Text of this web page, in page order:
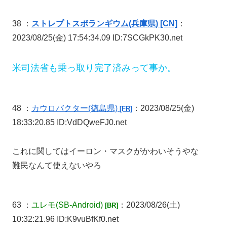
38 ： ストレプトスポランギウム(兵庫県) [CN] ：
2023/08/25(金) 17:54:34.09 ID:7SCGkPK30.net
米司法省も乗っ取り完了済みって事か。
48 ： カウロバクター(徳島県) [FR] ：2023/08/25(金)
18:33:20.85 ID:VdDQweFJ0.net
これに関してはイーロン・マスクがかわいそうやな
難民なんて使えないやろ
63 ： ユレモ(SB-Android) [BR] ：2023/08/26(土)
10:32:21.96 ID:K9vuBfKf0.net